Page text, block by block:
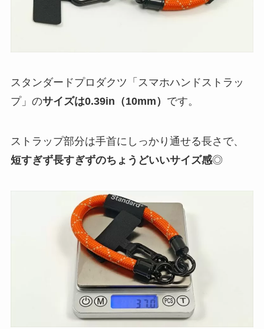
スタンダードプロダクツ「スマホハンドストラッ
プ」のサイズは0.39in（10mm） です。
ストラップ部分は手首にしっかり通せる長さで、
短すぎず長すぎずのちょうどいいサイズ感◎